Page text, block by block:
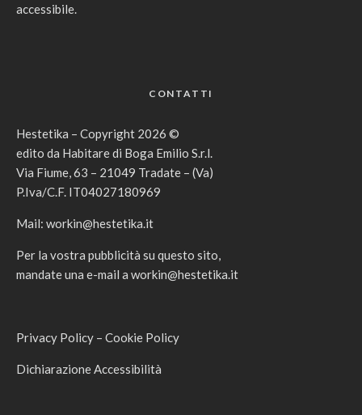
accessibile.
CONTATTI
Hestetika – Copyright 2026 ©
edito da Habitare di Boga Emilio S.r.l.
Via Fiume, 63 – 21049 Tradate – (Va)
P.Iva/C.F. IT04027180969
Mail: workin@hestetika.it
Per la vostra pubblicità su questo sito,
mandate una e-mail a workin@hestetika.it
Privacy Policy – Cookie Policy
Dichiarazione Accessibilità